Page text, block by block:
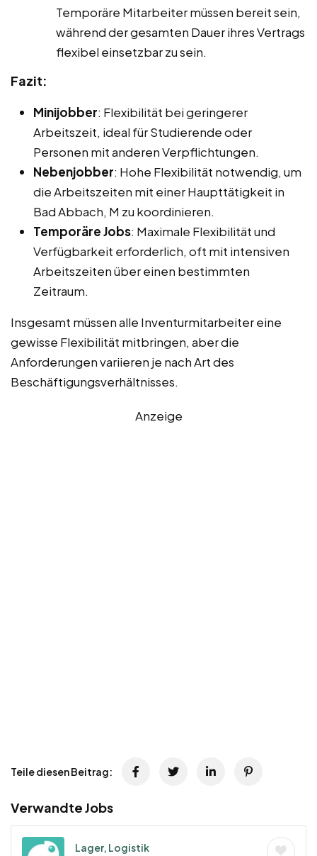
Temporäre Mitarbeiter müssen bereit sein,
während der gesamten Dauer ihres Vertrags
flexibel einsetzbar zu sein.
Fazit:
Minijobber: Flexibilität bei geringerer
Arbeitszeit, ideal für Studierende oder
Personen mit anderen Verpflichtungen.
Nebenjobber: Hohe Flexibilität notwendig, um
die Arbeitszeiten mit einer Haupttätigkeit in
Bad Abbach, M zu koordinieren.
Temporäre Jobs: Maximale Flexibilität und
Verfügbarkeit erforderlich, oft mit intensiven
Arbeitszeiten über einen bestimmten
Zeitraum.
Insgesamt müssen alle Inventurmitarbeiter eine
gewisse Flexibilität mitbringen, aber die
Anforderungen variieren je nach Art des
Beschäftigungsverhältnisses.
Anzeige
Teile diesen Beitrag:
Verwandte Jobs
Lager, Logistik